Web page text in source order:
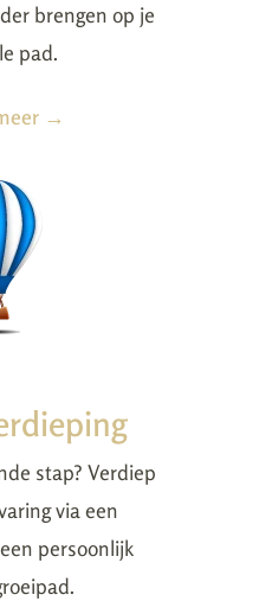
brengen op je
pad.
→
stap? Verdiep
via een
persoonlijk